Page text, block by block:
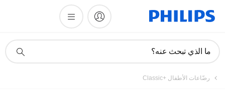
دعم
ما الذي تبحث عنه؟
رضّاعات الأطفال Classic+‎
تسجيل المنتج